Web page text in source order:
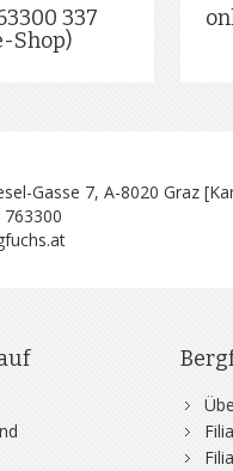
337
Shop)
Gasse 7, A-8020 Graz [